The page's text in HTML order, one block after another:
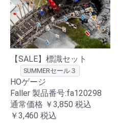
【SALE】標識セット
SUMMERセール３
HOゲージ
Faller 製品番号:fa120298
通常価格 ￥3,850 税込
￥3,460 税込